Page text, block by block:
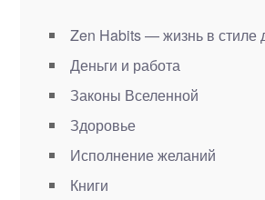
Zen Habits — жизнь в стиле
Деньги и работа
Законы Вселенной
Здоровье
Исполнение желаний
Книги